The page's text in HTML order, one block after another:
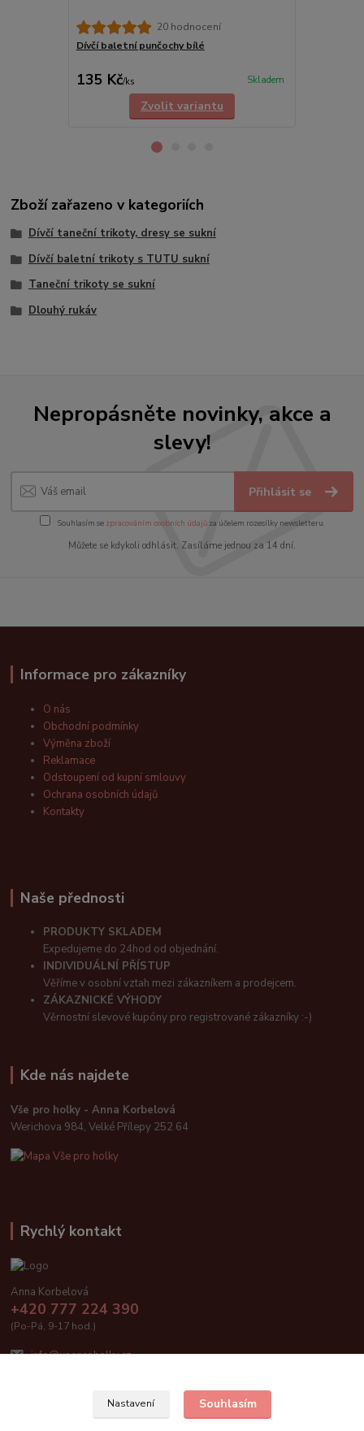
20 hodnocení
Dívčí baletní punčochy bílé
135 Kč/ks Skladem
Zvolit variantu
Zboží zařazeno v kategoriích
Dívčí taneční trikoty, dresy se sukní
Dívčí baletní trikoty s TUTU sukní
Taneční trikoty se sukní
Dlouhý rukáv
Nepropásněte novinky, akce a
slevy!
Přihlásit se
Souhlasím se zpracováním osobních údajůza účelem rozesílky newsletteru.
Můžete se kdykoli odhlásit. Zasíláme jednou za 14 dní.
Informace pro zákazníky
O nás
Obchodní podmínky
Výměna zboží
Reklamace
Odstoupení od kupní smlouvy
Ochrana osobních údajů
Kontakty
Naše přednosti
PRODUKTY SKLADEM
Expedujeme do 24hod od objednání.
INDIVIDUÁLNÍ PŘÍSTUP
Věříme v osobní vztah mezi zákazníkem a prodejcem.
ZÁKAZNICKÉ VÝHODY
Věrnostní slevové kupóny pro registrované zákazníky :-)
Kde nás najdete
Vše pro holky - Anna Korbelová
Werichova 984, Velké Přílepy 252 64
Rychlý kontakt
Anna Korbelová
+420 777 224 390
(Po-Pá, 9-17 hod.)
info@vseproholky.cz
Nastavení Souhlasím